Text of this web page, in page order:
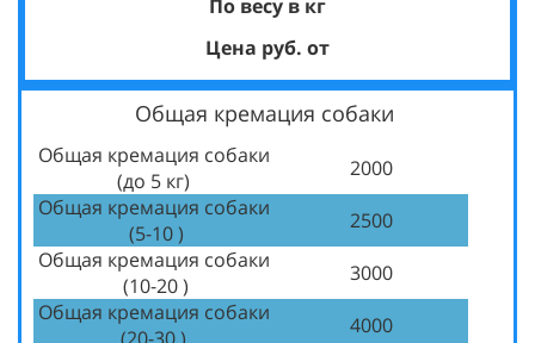
По весу в кг
Цена руб. от
Общая кремация собаки
Общая кремация собаки
(до 5 кг)
2000
Общая кремация собаки
(5-10 )
2500
Общая кремация собаки
(10-20 )
3000
Общая кремация собаки
4000